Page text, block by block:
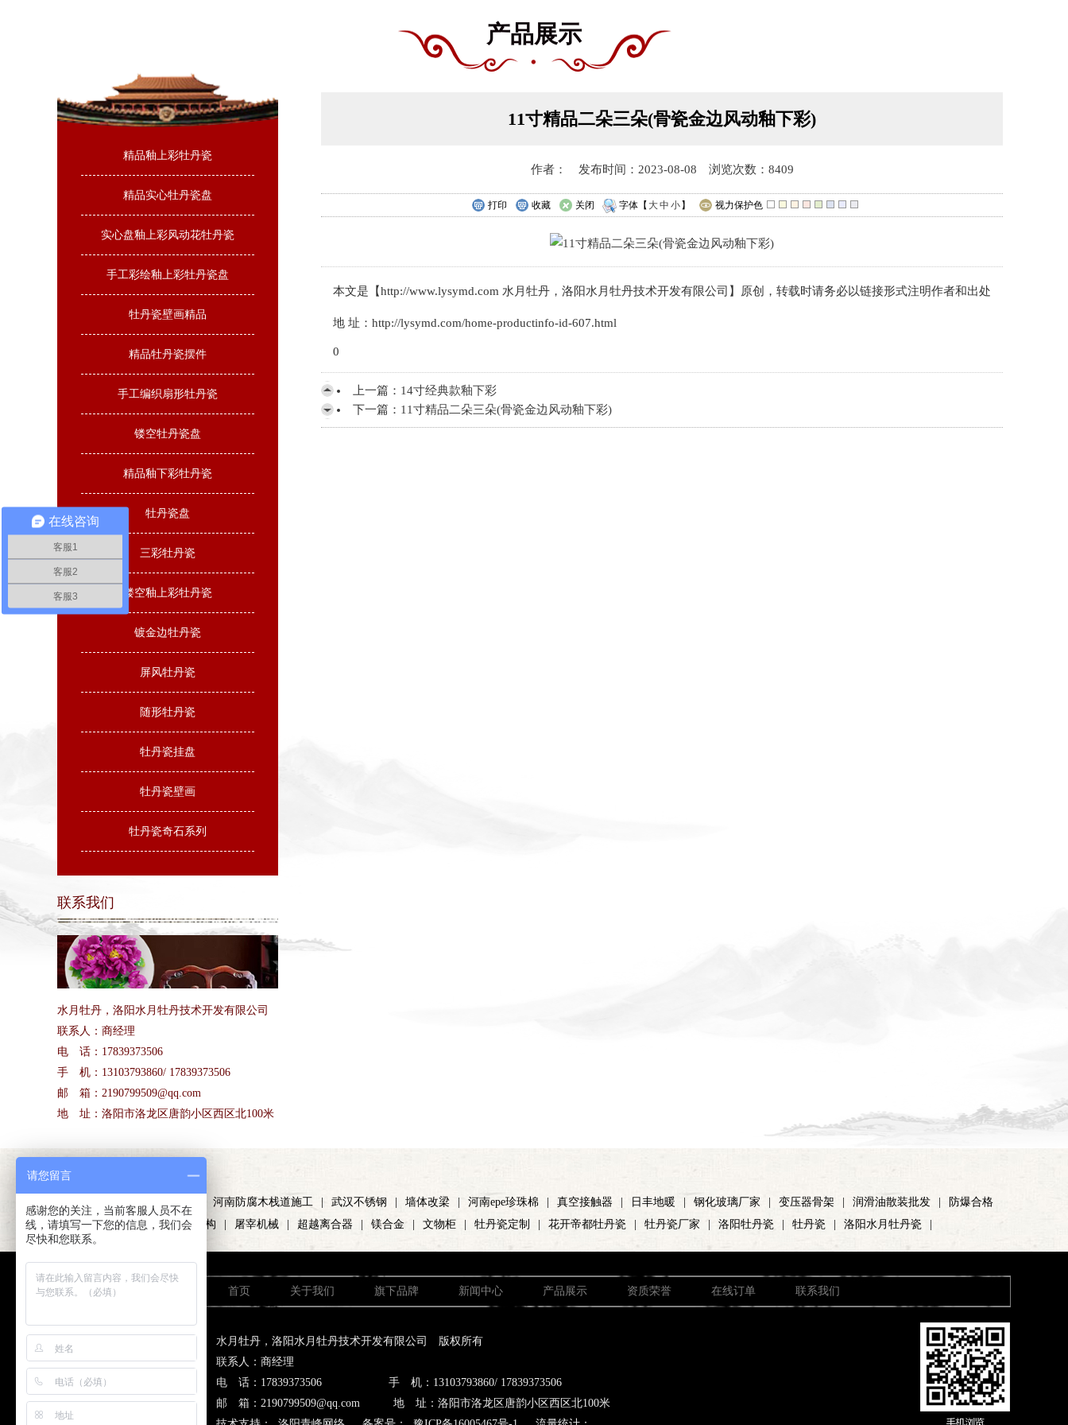
产品展示
精品釉上彩牡丹瓷
精品实心牡丹瓷盘
实心盘釉上彩风动花牡丹瓷
手工彩绘釉上彩牡丹瓷盘
牡丹瓷壁画精品
精品牡丹瓷摆件
手工编织扇形牡丹瓷
镂空牡丹瓷盘
精品釉下彩牡丹瓷
牡丹瓷盘
三彩牡丹瓷
镂空釉上彩牡丹瓷
镀金边牡丹瓷
屏风牡丹瓷
随形牡丹瓷
牡丹瓷挂盘
牡丹瓷壁画
牡丹瓷奇石系列
联系我们
水月牡丹，洛阳水月牡丹技术开发有限公司
联系人：商经理
电 话：17839373506
手 机：13103793860/ 17839373506
邮 箱：2190799509@qq.com
地 址：洛阳市洛龙区唐韵小区西区北100米
11寸精品二朵三朵(骨瓷金边风动釉下彩)
作者： 发布时间：2023-08-08 浏览次数：8409
打印 收藏 关闭 字体【 大中 小 】 视力保护色
本文是【http://www.lysymd.com 水月牡丹，洛阳水月牡丹技术开发有限公司】原创，转载时请务必以链接形式注明作者和出处
地 址：http://lysymd.com/home-productinfo-id-607.html
0
上一篇： 14寸经典款釉下彩
下一篇： 11寸精品二朵三朵(骨瓷金边风动釉下彩)
友情链接
硫磺颗粒 洛阳锌钢护栏 河南防腐木栈道施工 武汉不锈钢 墙体改梁 河南epe珍珠棉 真空接触器 日丰地暖 钢化玻璃厂家 变压器骨架 润滑油散装批发
防爆合格
证
| 勐舍普洱茶 车棚膜结构 屠宰机械 超越离合器 镁合金 文物柜 牡丹瓷定制 花开帝都牡丹瓷 牡丹瓷厂家 洛阳牡丹瓷 牡丹瓷 洛阳水月牡丹瓷
首页 关于我们 旗下品牌 新闻中心 产品展示 资质荣誉 在线订单 联系我们
水月牡丹，洛阳水月牡丹技术开发有限公司 版权所有
联系人：商经理
电 话：17839373506 手 机：13103793860/ 17839373506
邮 箱：2190799509@qq.com 地 址：洛阳市洛龙区唐韵小区西区北100米
在线咨询
客服1
客服2
客服3
请您留言
感谢您的关注，当前客服人员不在
线，请填写一下您的信息，我们会
尽快和您联系。